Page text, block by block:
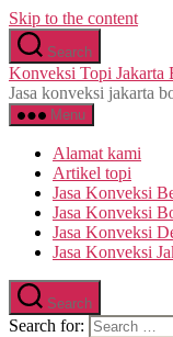
Skip to the content
Search
Konveksi Topi Jakarta
Jasa konveksi jakarta
Menu
Alamat kami
Artikel topi
Jasa Konveksi
Jasa Konveksi
Jasa Konveksi
Jasa Konveksi
Search
Search for: